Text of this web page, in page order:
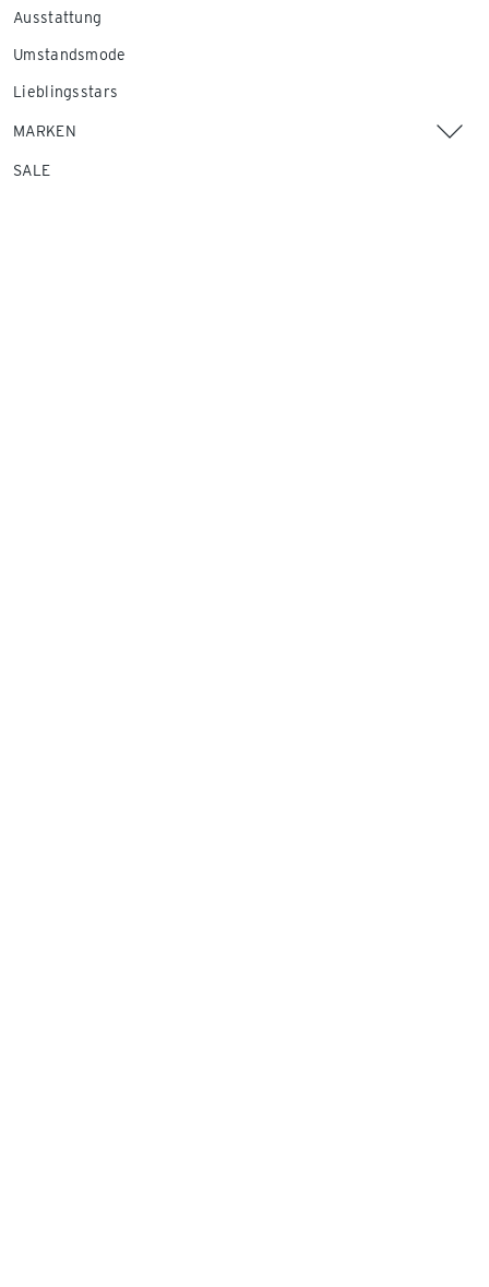
Ausstattung
Umstandsmode
Lieblingsstars
MARKEN
SALE